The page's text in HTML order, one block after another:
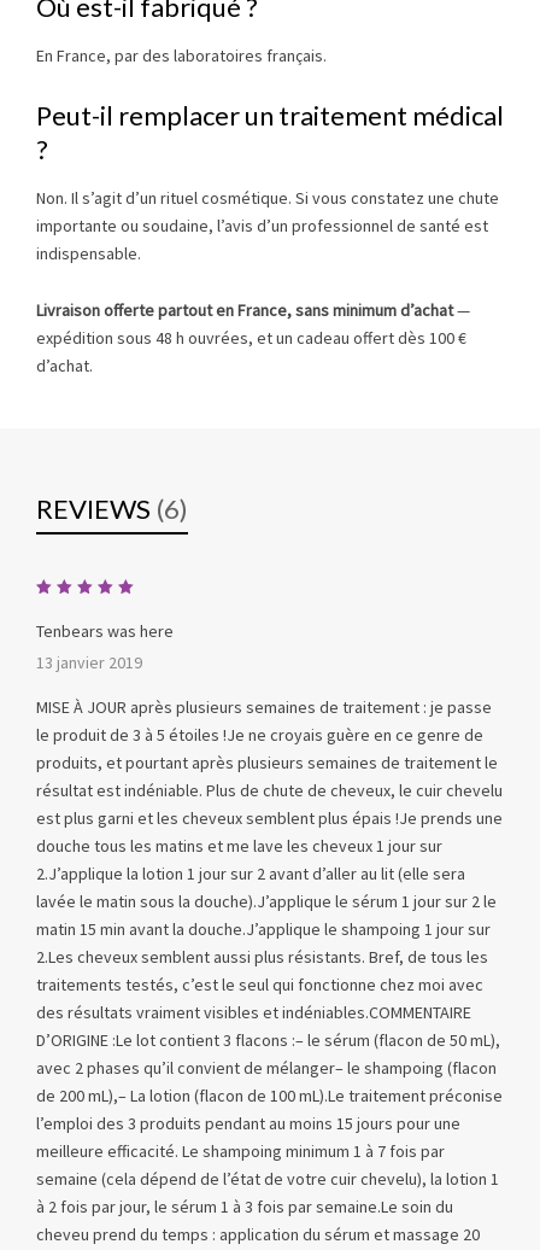
Où est-il fabriqué ?
En France, par des laboratoires français.
Peut-il remplacer un traitement médical
?
Non. Il s’agit d’un rituel cosmétique. Si vous constatez une chute
importante ou soudaine, l’avis d’un professionnel de santé est
indispensable.
Livraison offerte partout en France, sans minimum d’achat—
expédition sous 48 h ouvrées, et un cadeau offert dès 100 €
d’achat.
REVIEWS (6)
sur 5
Tenbears was here
13 janvier 2019
MISE À JOUR après plusieurs semaines de traitement : je passe
le produit de 3 à 5 étoiles !Je ne croyais guère en ce genre de
produits, et pourtant après plusieurs semaines de traitement le
résultat est indéniable. Plus de chute de cheveux, le cuir chevelu
est plus garni et les cheveux semblent plus épais !Je prends une
douche tous les matins et me lave les cheveux 1 jour sur
2.J’applique la lotion 1 jour sur 2 avant d’aller au lit (elle sera
lavée le matin sous la douche).J’applique le sérum 1 jour sur 2 le
matin 15 min avant la douche.J’applique le shampoing 1 jour sur
2.Les cheveux semblent aussi plus résistants. Bref, de tous les
traitements testés, c’est le seul qui fonctionne chez moi avec
des résultats vraiment visibles et indéniables.COMMENTAIRE
D’ORIGINE :Le lot contient 3 flacons :– le sérum (flacon de 50 mL),
avec 2 phases qu’il convient de mélanger– le shampoing (flacon
de 200 mL),– La lotion (flacon de 100 mL).Le traitement préconise
l’emploi des 3 produits pendant au moins 15 jours pour une
meilleure efficacité. Le shampoing minimum 1 à 7 fois par
semaine (cela dépend de l’état de votre cuir chevelu), la lotion 1
à 2 fois par jour, le sérum 1 à 3 fois par semaine.Le soin du
cheveu prend du temps : application du sérum et massage 20